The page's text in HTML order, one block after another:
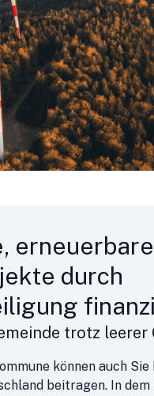
erneuerbare
durch
trotz leerer
können auch
beitragen. In